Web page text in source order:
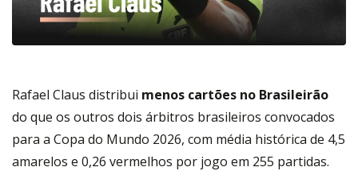
Rafael Claus distribui menos cartões no Brasileirão
do que os outros dois árbitros brasileiros convocados
para a Copa do Mundo 2026, com média histórica de 4,5
amarelos e 0,26 vermelhos por jogo em 255 partidas.